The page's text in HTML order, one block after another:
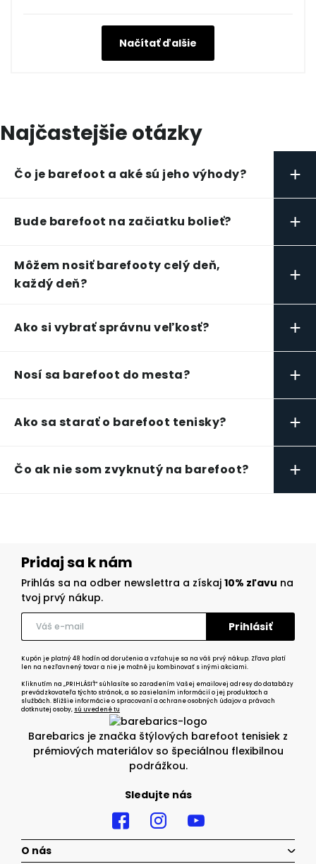
Načítať ďalšie
Najčastejšie otázky
Čo je barefoot a aké sú jeho výhody? +
Bude barefoot na začiatku bolieť? +
Môžem nosiť barefooty celý deň,
každý deň?
+
Ako si vybrať správnu veľkosť? +
Nosí sa barefoot do mesta? +
Ako sa starať o barefoot tenisky? +
Čo ak nie som zvyknutý na barefoot? +
Barebarics je značka štýlových barefoot tenisiek z
prémiových materiálov so špeciálnou flexibilnou
podrážkou.
Sledujte nás
Pridaj sa k nám
Prihlás sa na odber newslettra a získaj 10% zľavu na
tvoj prvý nákup.
Kupón je platný 48 hodín od doručenia a vzťahuje sa na váš prvý nákup. Zľava platí
len na nezľavnený tovar a nie je možné ju kombinovať s inými akciami.
Kliknutím na „PRIHLÁSIŤ“ súhlasíte so zaradením Vašej emailovej adresy do databázy
prevádzkovateľa týchto stránok, a so zasielaním informácií o jej produktoch a
službách. Bližšie informácie o spracovaní a ochrane osobných údajov a právach
dotknutej osoby, sú uvedené tu
O nás